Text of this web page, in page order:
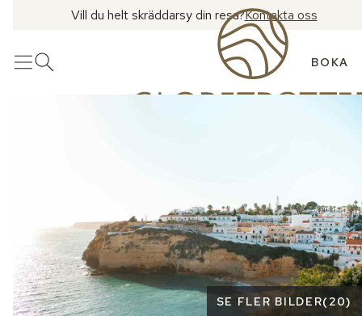
Vill du helt skräddarsy din resa?Kontakta oss
MenyÖppna sök BOKA
Se fler bilder
SE FLER BILDER(20)